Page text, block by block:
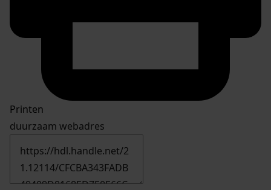
Printen
duurzaam webadres